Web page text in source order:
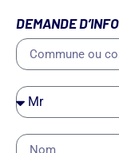
DEMANDE D’INFO